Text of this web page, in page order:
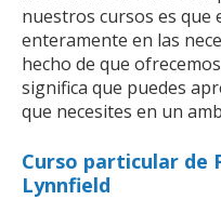
nuestros cursos es que
enteramente en las
hecho de que
significa que puedes
que necesites en un
Curso particular de
Lynnfield